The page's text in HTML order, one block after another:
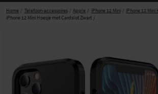
Home Telefoon-accessoires Apple iPhone 12 Mini
iPhone 12 Mini
iPhone 12 Mini Hoesje met Cardslot Zwart